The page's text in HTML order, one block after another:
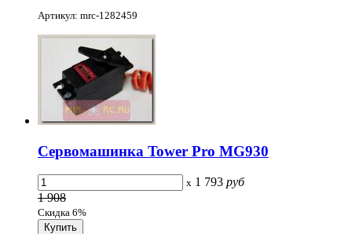
Артикул: mrc-1282459
Сервомашинка Tower Pro MG930
x 1 793 руб
1 908
Скидка 6%